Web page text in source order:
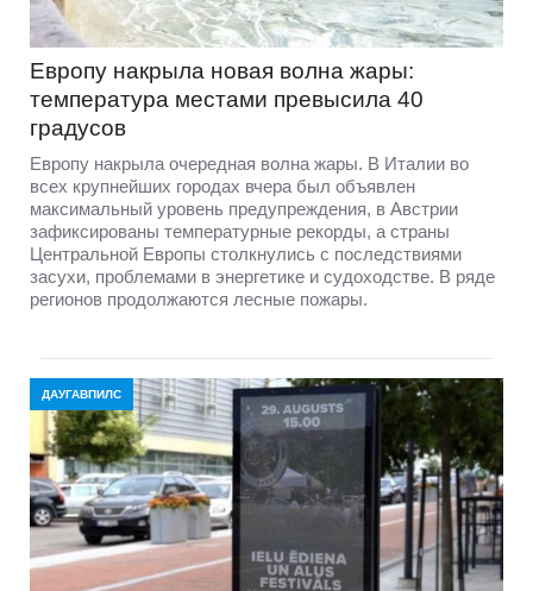
Европу накрыла новая волна жары:
температура местами превысила 40
градусов
Европу накрыла очередная волна жары. В Италии во
всех крупнейших городах вчера был объявлен
максимальный уровень предупреждения, в Австрии
зафиксированы температурные рекорды, а страны
Центральной Европы столкнулись с последствиями
засухи, проблемами в энергетике и судоходстве. В ряде
регионов продолжаются лесные пожары.
ДАУГАВПИЛС